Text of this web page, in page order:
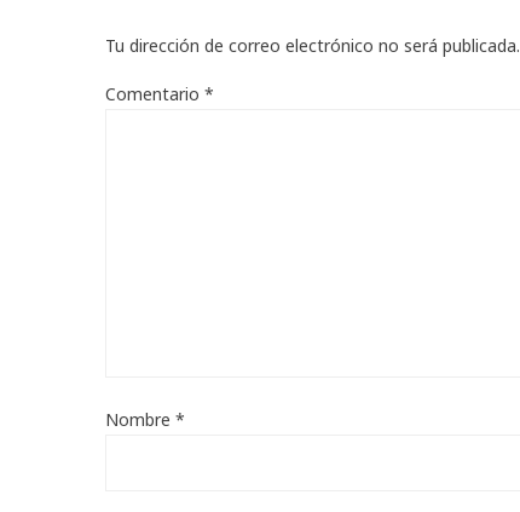
Tu dirección de correo electrónico no será publicada.
Comentario *
Nombre *